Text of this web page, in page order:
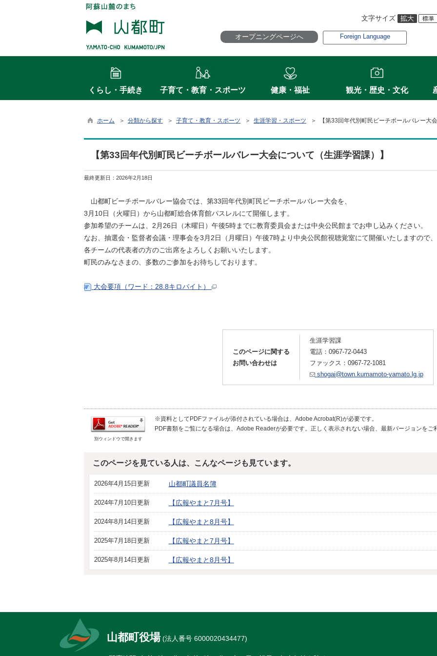
文字サイズ
オープニングページへ Foreign Language
くらし・手続き 子育て・教育・スポーツ 健康・福祉 観光・歴史・文化
ホーム ＞ 分類から探す ＞ 子育て・教育・スポーツ ＞ 生涯学習・スポーツ ＞ 【第33回年代別町民ビーチボールバレー大会
【第33回年代別町民ビーチボールバレー大会について（生涯学習課）】
最終更新日： 2026年2月18日
山都町ビーチボールバレー協会では、第33回年代別町民ビーチボールバレー大会を、
3月10日（火曜日）から山都町総合体育館パスレルにて開催します。
参加希望のチームは、2月26日（木曜日）午後5時までに教育委員会または中央公民館までお申し込みください。
なお、抽選会・監督者会議・理事会を3月2日（月曜日）午後7時より中央公民館視聴覚室にて開催いたしますので、
各チームの代表者の方のご出席をよろしくお願いいたします。
町民のみなさまの、多数のご参加をお待ちしております。
大会要項（ワード：28.8キロバイト）
このページに関する
お問い合わせは
生涯学習課
電話： 0967-72-0443
ファックス：0967-72-1081
shogai@town.kumamoto-yamato.lg.jp
別ウィンドウで開きます
※資料としてPDFファイルが添付されている場合は、Adobe Acrobat(R)が必要です。
PDF書類をご覧になる場合は、Adobe Readerが必要です。正しく表示されない場合、最新バージョンをご
このページを見ている人は、こんなページも見ています。
2026年4月15日更新 山都町議員名簿
2024年7月10日更新 【広報やまと7月号】
2024年8月14日更新 【広報やまと8月号】
2025年7月18日更新 【広報やまと7月号】
2025年8月14日更新 【広報やまと8月号】
山都町役場(法人番号 6000020434477)